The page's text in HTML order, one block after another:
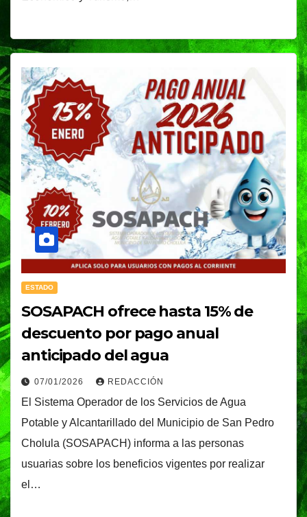
ESTADO
SOSAPACH ofrece hasta 15% de
descuento por pago anual
anticipado del agua
07/01/2026 REDACCIÓN
El Sistema Operador de los Servicios de Agua
Potable y Alcantarillado del Municipio de San Pedro
Cholula (SOSAPACH) informa a las personas
usuarias sobre los beneficios vigentes por realizar
el…